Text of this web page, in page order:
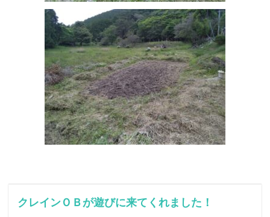
クレインＯＢが遊びに来てくれました！